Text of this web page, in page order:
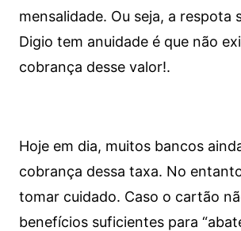
mensalidade. Ou seja, a respota
Digio tem anuidade é que não
cobrança desse valor!.
Hoje em dia, muitos bancos
cobrança dessa taxa. No
tomar cuidado. Caso o cartão
benefícios suficientes para